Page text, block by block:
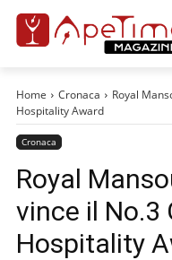
Home Cronaca
Royal
Hospitality Award
Cronaca
Royal
vince il No.3
Hospitality